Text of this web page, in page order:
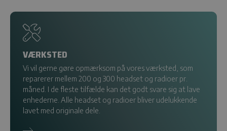
VÆRKSTED
Vi vil gerne gøre opmærksom på vores værksted, som
reparerer mellem 200 og 300 headset og radioer pr.
måned. I de fleste tilfælde kan det godt svare sig at lave
enhederne. Alle headset og radioer bliver udelukkende
lavet med originale dele.